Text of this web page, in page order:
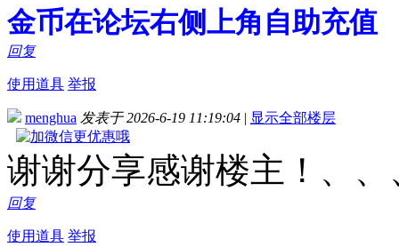
金币在论坛右侧上角自助充值
回复
使用道具 举报
menghua 发表于 2026-6-19 11:19:04 | 显示全部楼层
谢谢分享感谢楼主！、、
回复
使用道具 举报